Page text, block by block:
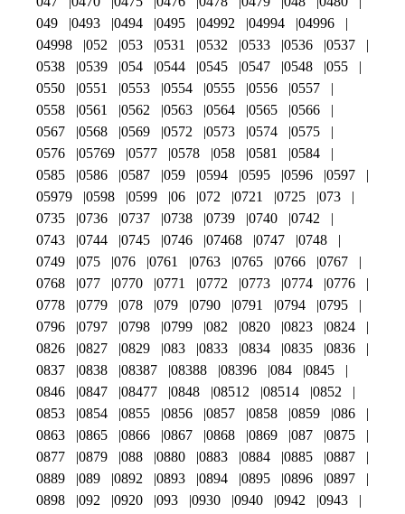
049
0493 0494 0495 04992 04994
04996
04998
052 053 0531 0532 0533 0536
0537
0538
0539 054 0544 0545 0547 0548
055
0550
0551 0553 0554 0555 0556
0557
0558
0561 0562 0563 0564 0565
0566
0567
0568 0569 0572 0573 0574
0575
0576
05769 0577 0578 058 0581
0584
0585
0586 0587 059 0594 0595 0596
0597
05979
0598 0599 06 072 0721 0725
073
0735
0736 0737 0738 0739 0740
0742
0743
0744 0745 0746 07468 0747
0748
0749
075 076 0761 0763 0765 0766
0767
0768
077 0770 0771 0772 0773 0774
0776
0778
0779 078 079 0790 0791 0794
0795
0796
0797 0798 0799 082 0820 0823
0824
0826
0827 0829 083 0833 0834 0835
0836
0837
0838 08387 08388 08396 084
0845
0846
0847 08477 0848 08512 08514
0852
0853
0854 0855 0856 0857 0858 0859
086
0863
0865 0866 0867 0868 0869 087
0875
0877
0879 088 0880 0883 0884 0885
0887
0889
089 0892 0893 0894 0895 0896
0897
0898
092 0920 093 0930 0940 0942
0943